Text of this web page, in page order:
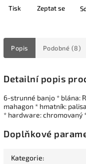
Tisk Zeptat se
Popis Podobné (8)
Detailní popis
6-strunné banjo * blána:
mahagon * hmatník:
* hardware: chromovaný
Doplňkové
Kategorie: